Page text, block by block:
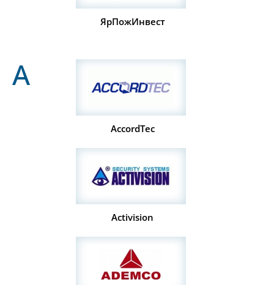
ЯрПожИнвест
A
AccordTec
Activision